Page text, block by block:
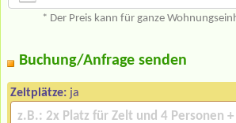
* Der Preis kann für ganze
Buchung/Anfrage senden
Zeltplätze: ja